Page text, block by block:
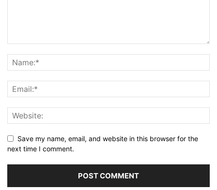
Save my name, email, and website in this browser for the
next time I comment.